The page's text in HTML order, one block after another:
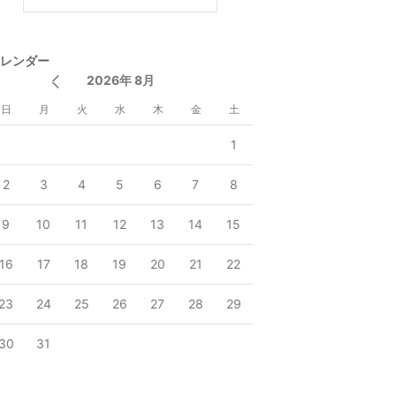
ンダー
2026年 8月
日 月 火 水 木 金 土
1
2 3 4 5 6 7 8
9 10 11 12 13 14 15
17 18 19 20 21 22
24 25 26 27 28 29
31